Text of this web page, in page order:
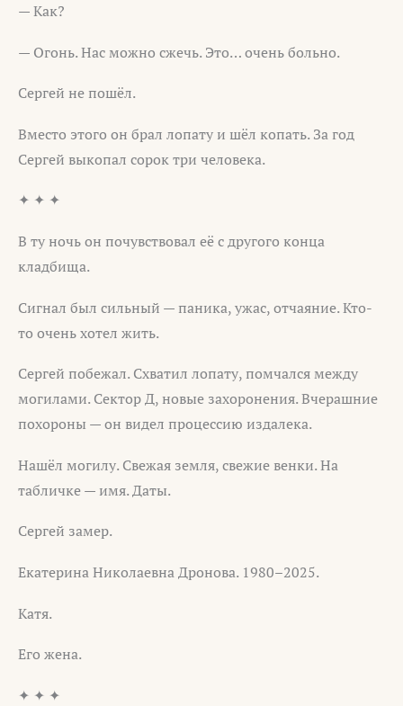
— Как?
— Огонь. Нас можно сжечь. Это… очень больно.
Сергей не пошёл.
Вместо этого он брал лопату и шёл копать. За год
Сергей выкопал сорок три человека.
✦ ✦ ✦
В ту ночь он почувствовал её с другого конца
кладбища.
Сигнал был сильный — паника, ужас, отчаяние. Кто-
то очень хотел жить.
Сергей побежал. Схватил лопату, помчался между
могилами. Сектор Д, новые захоронения. Вчерашние
похороны — он видел процессию издалека.
Нашёл могилу. Свежая земля, свежие венки. На
табличке — имя. Даты.
Сергей замер.
Екатерина Николаевна Дронова. 1980–2025.
Катя.
Его жена.
✦ ✦ ✦